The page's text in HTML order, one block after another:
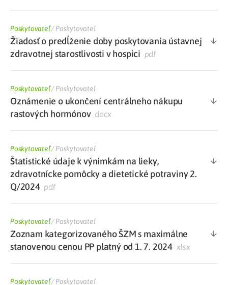
Poskytovateľ/Poskytovateľ
Žiadosť o predĺženie doby poskytovania ústavnej
zdravotnej starostlivosti v hospici pdf
Poskytovateľ/Poskytovateľ
Oznámenie o ukončení centrálneho nákupu
rastových hormónovdocx
Poskytovateľ/Poskytovateľ
Štatistické údaje k výnimkám na lieky,
zdravotnícke pomôcky a dietetické potraviny 2.
Q/2024pdf
Poskytovateľ/Poskytovateľ
Zoznam kategorizovaného ŠZM s maximálne
stanovenou cenou PP platný od 1. 7. 2024 xlsx
Poskytovateľ/Poskytovateľ